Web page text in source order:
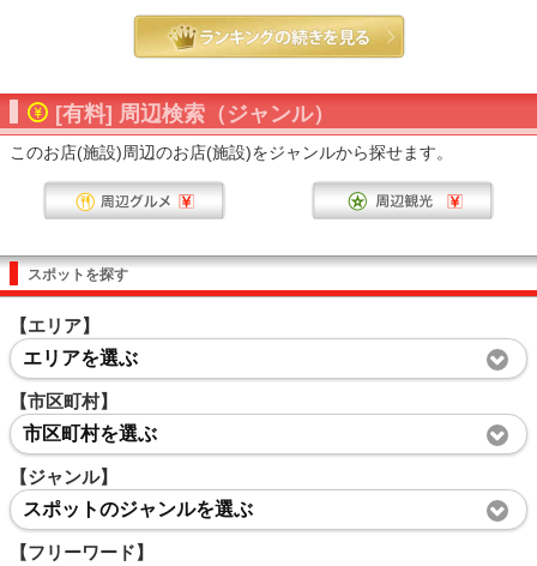
[有料] 周辺検索（ジャンル）
このお店(施設)周辺のお店(施設)をジャンルから探せます。
スポットを探す
【エリア】
エリアを選ぶ
【市区町村】
市区町村を選ぶ
【ジャンル】
スポットのジャンルを選ぶ
【フリーワード】